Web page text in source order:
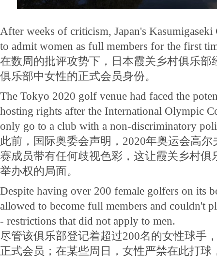
After weeks of criticism, Japan's
to admit women as full members for the first
在数周的批评攻势下，日本霞关乡村俱乐部
俱乐部中女性的正式会员身份。
The Tokyo 2020 golf venue had faced the
hosting rights after the International Olympic
only go to a club with a non-discriminatory
此前，国际奥委会声明，2020年奥运会高
赛成员带有任何歧视色彩，这让霞关乡村俱
举办权的局面。
Despite having over 200 female golfers on its
allowed to become full members and couldn't
- restrictions that did not apply to men.
尽管该俱乐部登记着超过200名的女性球手
正式会员；在某些周日，女性严禁在此打球